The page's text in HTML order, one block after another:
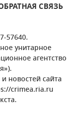
СВЯЗЬ
57640.
унитарное
агентство
новостей сайта
crimea.ria.ru